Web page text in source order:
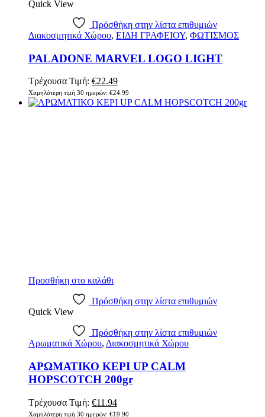
Quick View
Πρόσθήκη στην λίστα επιθυμιών
Διακοσμητικά Χώρου, ΕΙΔΗ ΓΡΑΦΕΙΟΥ, ΦΩΤΙΣΜΟΣ
PALADONE MARVEL LOGO LIGHT
Τρέχουσα Τιμή: Original
price
was:
€22.49Η
τρέχουσα
τιμή
Χαμηλότερη τιμή 30 ημερών: €24.99
Προσθήκη στο καλάθι
Πρόσθήκη στην λίστα επιθυμιών
Quick View
Πρόσθήκη στην λίστα επιθυμιών
Αρωματικά Χώρου, Διακοσμητικά Χώρου
ΑΡΩΜΑΤΙΚΟ ΚΕΡΙ UP CALM
HOPSCOTCH 200gr
Τρέχουσα Τιμή: Original
price
€11.94Η
τρέχουσα
Χαμηλότερη τιμή 30 ημερών: €19.90